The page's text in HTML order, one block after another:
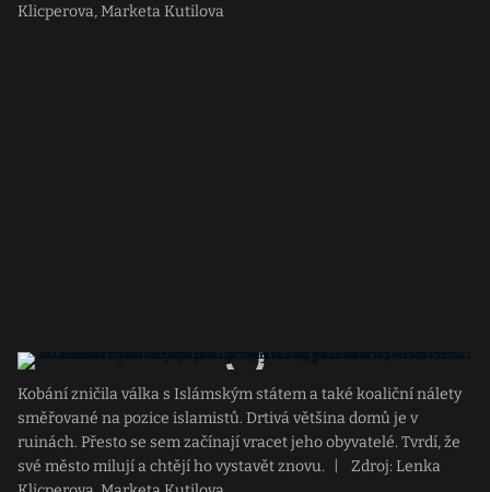
Klicperova, Marketa Kutilova
Kobání zničila válka s Islámským státem a také koaliční nálety
směřované na pozice islamistů. Drtivá většina domů je v
ruinách. Přesto se sem začínají vracet jeho obyvatelé. Tvrdí, že
své město milují a chtějí ho vystavět znovu.
Zdroj: Lenka